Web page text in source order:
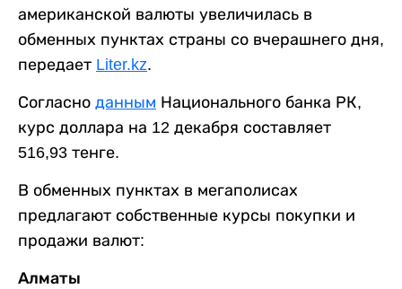
американской валюты увеличилась в
обменных пунктах страны со вчерашнего дня,
передает Liter.kz.
Согласно данным Национального банка РК,
курс доллара на 12 декабря составляет
516,93 тенге.
В обменных пунктах в мегаполисах
предлагают собственные курсы покупки и
продажи валют:
Алматы